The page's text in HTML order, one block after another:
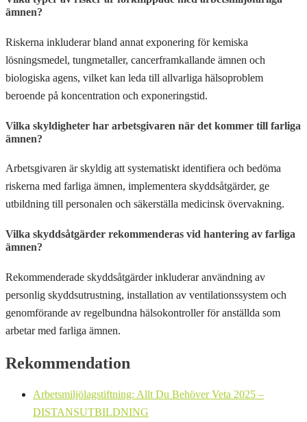
ämnen?
Riskerna inkluderar bland annat exponering för kemiska
lösningsmedel, tungmetaller, cancerframkallande ämnen och
biologiska agens, vilket kan leda till allvarliga hälsoproblem
beroende på koncentration och exponeringstid.
Vilka skyldigheter har arbetsgivaren när det kommer till farliga
ämnen?
Arbetsgivaren är skyldig att systematiskt identifiera och bedöma
riskerna med farliga ämnen, implementera skyddsåtgärder, ge
utbildning till personalen och säkerställa medicinsk övervakning.
Vilka skyddsåtgärder rekommenderas vid hantering av farliga
ämnen?
Rekommenderade skyddsåtgärder inkluderar användning av
personlig skyddsutrustning, installation av ventilationssystem och
genomförande av regelbundna hälsokontroller för anställda som
arbetar med farliga ämnen.
Rekommendation
Arbetsmiljölagstiftning: Allt Du Behöver Veta 2025 –
DISTANSUTBILDNING